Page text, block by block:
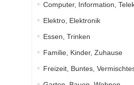
Computer, Information,
Elektro, Elektronik
Essen, Trinken
Familie, Kinder, Zuhause
Freizeit, Buntes,